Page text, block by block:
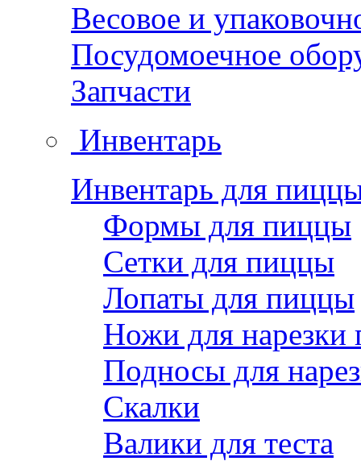
Весовое и
Посудомоечное
Запчасти
Инвентарь
Инвентарь для
Формы для пиццы
Сетки для пиццы
Лопаты для пиццы
Ножи для нарезки
Подносы для
Скалки
Валики для теста